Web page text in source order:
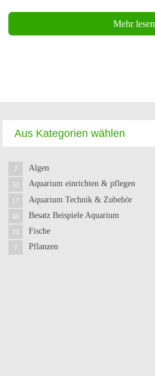
Mehr lesen
Aus Kategorien wählen
Algen
7
Aquarium einrichten & pflegen
52
Aquarium Technik & Zubehör
17
Besatz Beispiele Aquarium
46
Fische
70
Pflanzen
7